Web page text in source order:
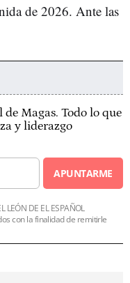
de 2026. Ante las
Magas. Todo lo que
y liderazgo
APUNTARME
LEÓN DE EL ESPAÑOL
con la finalidad de remitirle